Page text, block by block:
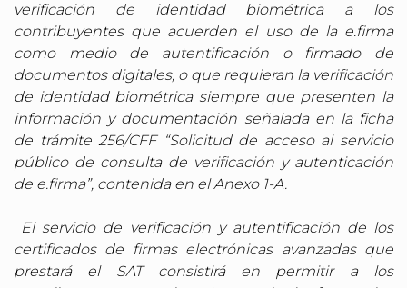
verificación de identidad biométrica a los
contribuyentes que acuerden el uso de la e.firma
como medio de autentificación o firmado de
documentos digitales, o que requieran la verificación
de identidad biométrica siempre que presenten la
información y documentación señalada en la ficha
de trámite 256/CFF “Solicitud de acceso al servicio
público de consulta de verificación y autenticación
de e.firma”, contenida en el Anexo 1-A.
El servicio de verificación y autentificación de los
certificados de firmas electrónicas avanzadas que
prestará el SAT consistirá en permitir a los